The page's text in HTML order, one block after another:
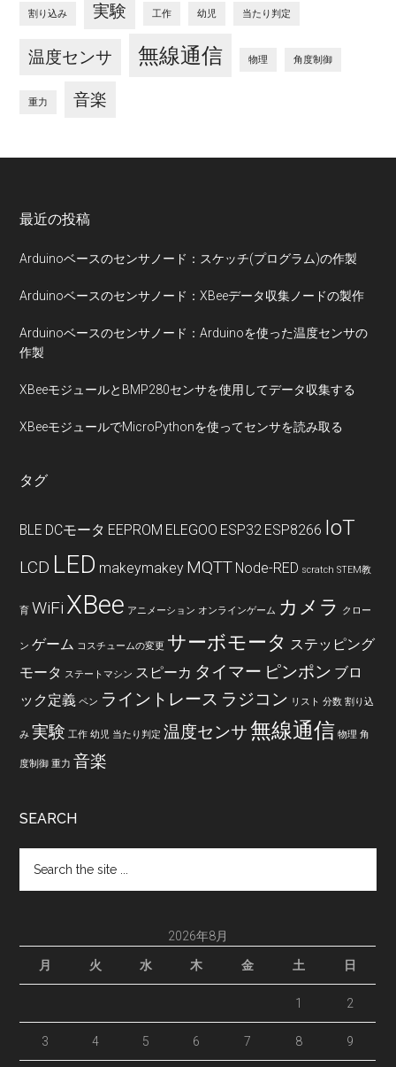
割り込み 実験 工作 幼児 当たり判定
温度センサ 無線通信 物理 角度制御
重力 音楽
Footer
最近の投稿
Arduinoベースのセンサノード：スケッチ(プログラム)の作製
Arduinoベースのセンサノード：XBeeデータ収集ノードの製作
Arduinoベースのセンサノード：Arduinoを使った温度センサの
作製
XBeeモジュールとBMP280センサを使用してデータ収集する
XBeeモジュールでMicroPythonを使ってセンサを読み取る
タグ
BLE DCモータ EEPROM ELEGOO ESP32 ESP8266 IoT
LCD LED makeymakey MQTT Node-RED scratch STEM教
育 WiFi XBee アニメーション オンラインゲーム カメラ クロー
ン ゲーム コスチュームの変更 サーボモータ ステッピング
モータ ステートマシン スピーカ タイマー ピンポン ブロ
ック定義 ペン ライントレース ラジコン リスト 分数 割り込
み 実験 工作 幼児 当たり判定 温度センサ無線通信 物理 角
度制御 重力 音楽
SEARCH
the
2026年8月
月 火 水 木 金 土 日
1 2
3 4 5 6 7 8 9